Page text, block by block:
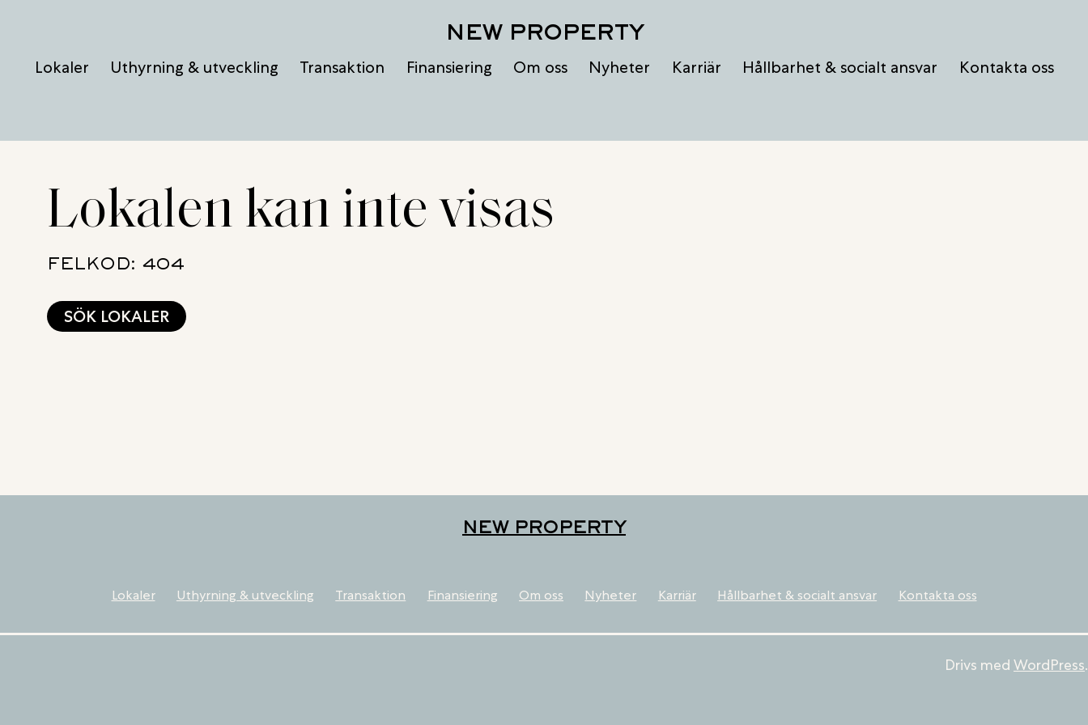
innehåll
NEW PROPERTY
Lokaler Uthyrning & utveckling Transaktion Finansiering Om oss Nyheter Karriär Hållbarhet & socialt ansvar Kontakta oss
Lokalen kan inte visas
FELKOD: 404
SÖK LOKALER
NEW PROPERTY
Lokaler Uthyrning & utveckling Transaktion Finansiering Om oss Nyheter Karriär Hållbarhet & socialt ansvar Kontakta oss
Drivs med WordPress.